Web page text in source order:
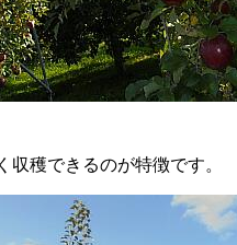
収穫できるのが特徴です。